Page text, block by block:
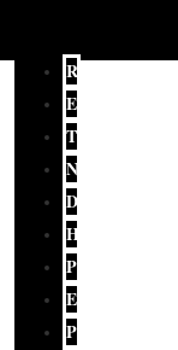
REDAKSI
EDITORIAL
TERKINI
NASIONAL
DAERAH
HUKUM
POLITIK
EKONOMI
PENDIDIKAN